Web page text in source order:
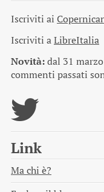
Iscriviti ai
Iscriviti aLibreItalia
Novità:dal 31
commenti passati
Link
Ma chi è?